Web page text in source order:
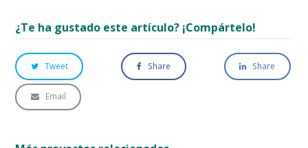
¿Te ha gustado este artículo? ¡Compártelo!
Tweet Share Share
Email